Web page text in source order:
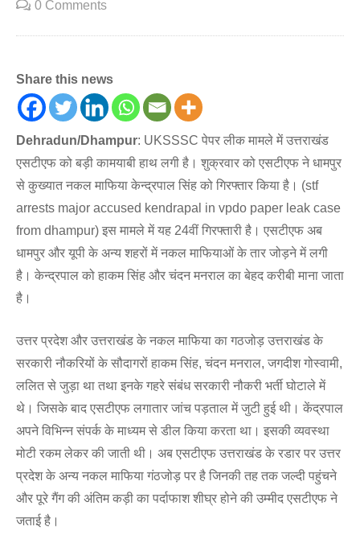
0 Comments
Share this news
Dehradun/Dhampur: UKSSSC पेपर लीक मामले में उत्तराखंड
एसटीएफ को बड़ी कामयाबी हाथ लगी है। शुक्रवार को एसटीएफ ने धामपुर
से कुख्यात नकल माफिया केन्द्रपाल सिंह को गिरफ्तार किया है। (stf
arrests major accused kendrapal in vpdo paper leak case
from dhampur) इस मामले में यह 24वीं गिरफ्तारी है। एसटीएफ अब
धामपुर और यूपी के अन्य शहरों में नकल माफियाओं के तार जोड़ने में लगी
है। केन्द्रपाल को हाकम सिंह और चंदन मनराल का बेहद करीबी माना जाता
है।
उत्तर प्रदेश और उत्तराखंड के नकल माफिया का गठजोड़ उत्तराखंड के
सरकारी नौकरियों के सौदागरों हाकम सिंह, चंदन मनराल, जगदीश गोस्वामी,
ललित से जुड़ा था तथा इनके गहरे संबंध सरकारी नौकरी भर्ती घोटाले में
थे। जिसके बाद एसटीएफ लगातार जांच पड़ताल में जुटी हुई थी। केंद्रपाल
अपने विभिन्न संपर्क के माध्यम से डील किया करता था। इसकी व्यवस्था
मोटी रकम लेकर की जाती थी। अब एसटीएफ उत्तराखंड के रडार पर उत्तर
प्रदेश के अन्य नकल माफिया गंठजोड़ पर है जिनकी तह तक जल्दी पहुंचने
और पूरे गैंग की अंतिम कड़ी का पर्दाफाश शीघ्र होने की उम्मीद एसटीएफ ने
जताई है।